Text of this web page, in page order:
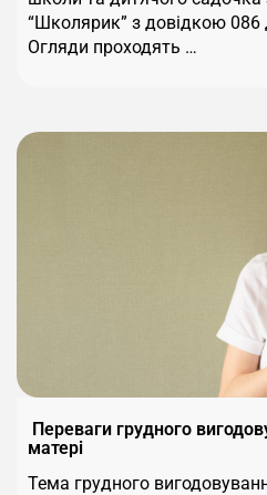
“Школярик” з довідкою
Огляди проходять …
Переваги грудного
матері
Тема грудного